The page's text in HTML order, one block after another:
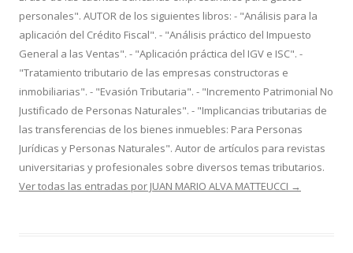
personales". AUTOR de los siguientes libros: - "Análisis para la
aplicación del Crédito Fiscal". - "Análisis práctico del Impuesto
General a las Ventas". - "Aplicación práctica del IGV e ISC". -
"Tratamiento tributario de las empresas constructoras e
inmobiliarias". - "Evasión Tributaria". - "Incremento Patrimonial No
Justificado de Personas Naturales". - "Implicancias tributarias de
las transferencias de los bienes inmuebles: Para Personas
Jurídicas y Personas Naturales". Autor de artículos para revistas
universitarias y profesionales sobre diversos temas tributarios.
Ver todas las entradas por JUAN MARIO ALVA MATTEUCCI →